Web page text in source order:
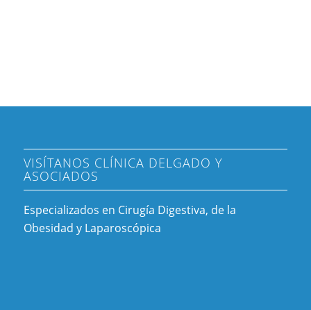
VISÍTANOS CLÍNICA DELGADO Y
ASOCIADOS
Especializados en Cirugía Digestiva, de la
Obesidad y Laparoscópica